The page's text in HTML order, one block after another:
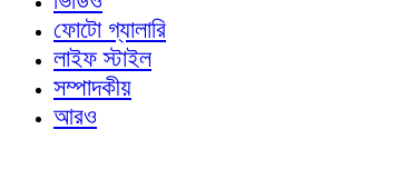
ফোটো গ্যালারি
লাইফ স্টাইল
সম্পাদকীয়
আরও